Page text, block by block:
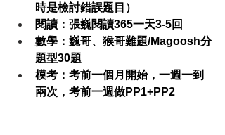
時是檢討錯誤題目）
閱讀：張巍閱讀365一天3-5回
數學：巍哥、猴哥難題/Magoosh分
題型30題
模考：考前一個月開始，一週一到
兩次，考前一週做PP1+PP2